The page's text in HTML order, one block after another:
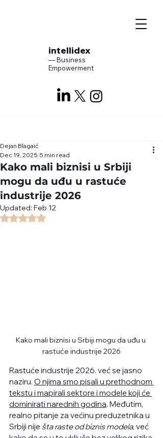
intellidex
— Business
Empowerment
Kako mali biznisi u Srbiji
mogu da uđu u rastuće
industrije 2026
Dejan Blagaić
Dec 19, 2025 5 min read
Updated: Feb 12
Rated NaN out of 5 stars.
Kako mali biznisi u Srbiji mogu da uđu u
rastuće industrije 2026
Rastuće industrije 2026. već se jasno
naziru. O njima smo pisali u prethodnom
tekstu i mapirali sektore i modele koji će
dominirati narednih godina. Međutim,
realno pitanje za većinu preduzetnika u
Srbiji nije šta raste od biznis modela, već